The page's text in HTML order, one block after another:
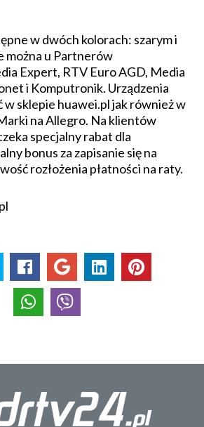
w dwóch kolorach: szarym i
można u Partnerów
Expert, RTV Euro AGD, Media
i Komputronik. Urządzenia
w sklepie huawei.pl jak również w
na Allegro. Na klientów
specjalny rabat dla
bonus za zapisanie się na
rozłożenia płatności na raty.